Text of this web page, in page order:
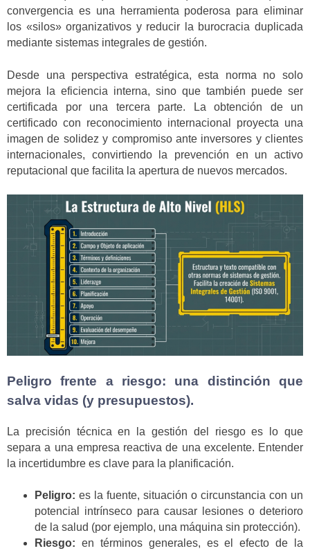
convergencia es una herramienta poderosa para eliminar
los «silos» organizativos y reducir la burocracia duplicada
mediante sistemas integrales de gestión.
Desde una perspectiva estratégica, esta norma no solo
mejora la eficiencia interna, sino que también puede ser
certificada por una tercera parte. La obtención de un
certificado con reconocimiento internacional proyecta una
imagen de solidez y compromiso ante inversores y clientes
internacionales, convirtiendo la prevención en un activo
reputacional que facilita la apertura de nuevos mercados.
Peligro frente a riesgo: una distinción que
salva vidas (y presupuestos).
La precisión técnica en la gestión del riesgo es lo que
separa a una empresa reactiva de una excelente. Entender
la incertidumbre es clave para la planificación.
Peligro: es la fuente, situación o circunstancia con un
potencial intrínseco para causar lesiones o deterioro
de la salud (por ejemplo, una máquina sin protección).
Riesgo: en términos generales, es el efecto de la